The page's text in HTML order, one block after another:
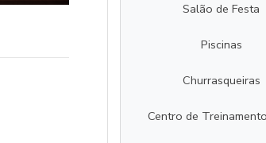
Salão de Festa
Piscinas
Churrasqueiras
Centro de